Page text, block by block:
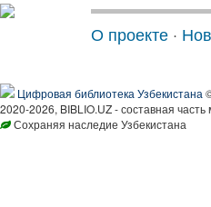
О проекте ·
Цифровая библиотека Узбекистана
2020-2026, BIBLIO.UZ - составная
Сохраняя наследие Узбекистана